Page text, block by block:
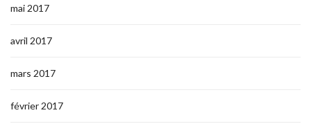
mai 2017
avril 2017
mars 2017
février 2017